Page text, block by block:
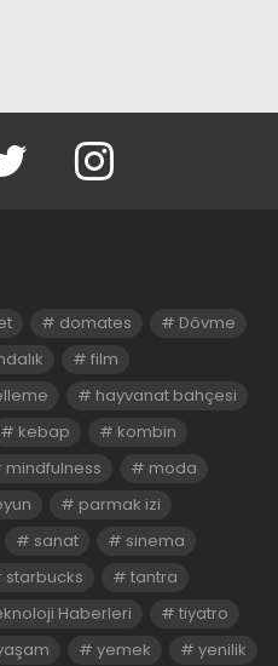
twitter instagram
domates
Dövme
film
hayvanat bahçesi
kebap
kombin
mindfulness
moda
parmak izi
sanat
sinema
starbucks
tantra
Haberleri
tiyatro
yemek
yenilik